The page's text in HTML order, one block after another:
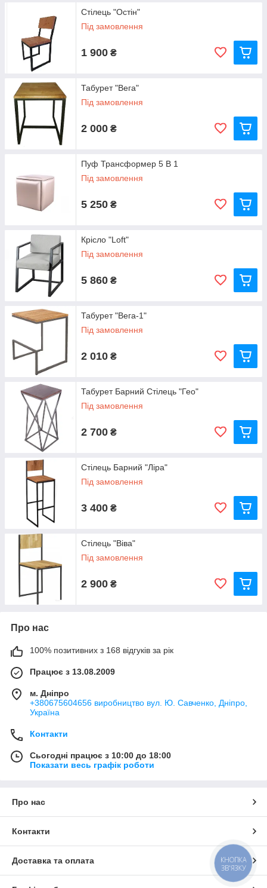
Стілець "Остін"
Під замовлення
1 900 ₴
Табурет "Вега"
Під замовлення
2 000 ₴
Пуф Трансформер 5 В 1
Під замовлення
5 250 ₴
Крісло "Loft"
Під замовлення
5 860 ₴
Табурет "Вега-1"
Під замовлення
2 010 ₴
Табурет Барний Стілець "Гео"
Під замовлення
2 700 ₴
Стілець Барний "Ліра"
Під замовлення
3 400 ₴
Стілець "Віва"
Під замовлення
2 900 ₴
Про нас
100% позитивних з 168 відгуків за рік
Працює з 13.08.2009
м. Дніпро
+380675604656 виробництво вул. Ю. Савченко, Дніпро,
Україна
Контакти
Сьогодні працює з 10:00 до 18:00
Показати весь графік роботи
Про нас
Контакти
Доставка та оплата
КНОПКА
ЗВ'ЯЗКУ